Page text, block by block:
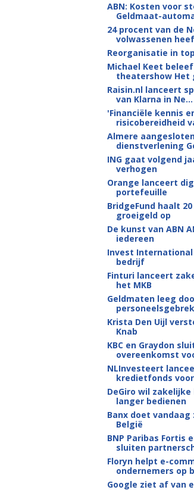
ABN: Kosten voor
Geldmaat-
24 procent van de
volwassenen
Reorganisatie in
Michael Keet
theatershow Het
Raisin.nl lanceert
van Klarna in Ne...
'Financiële kennis
risicobereidheid
Almere
dienstverlening
ING gaat volgend
verhogen
Orange lanceert
portefeuille
BridgeFund haalt
groeigeld op
De kunst van ABN
iedereen
Invest
bedrijf
Finturi lanceert
het MKB
Geldmaten leeg
personeelsgebrek
Krista Den Uijl
Knab
KBC en Graydon
overeenkomst
NLInvesteert
kredietfonds
DeGiro wil
langer bedienen
Banx doet
België
BNP Paribas Fortis
sluiten
Floryn helpt e-
ondernemers op
Google ziet af van